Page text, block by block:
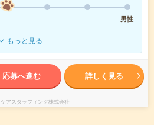
男性
もっと見る
応募へ進む 詳しく見る
ケアスタッフィング株式会社